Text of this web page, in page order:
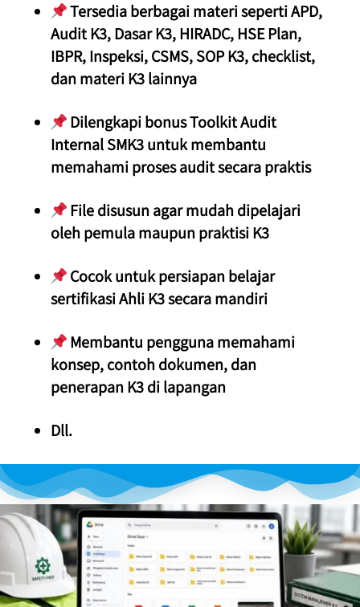
Tersedia berbagai materi seperti APD,
Audit K3, Dasar K3, HIRADC, HSE Plan,
IBPR, Inspeksi, CSMS, SOP K3, checklist,
dan materi K3 lainnya
Dilengkapi bonus Toolkit Audit
Internal SMK3 untuk membantu
memahami proses audit secara praktis
File disusun agar mudah dipelajari
oleh pemula maupun praktisi K3
Cocok untuk persiapan belajar
sertifikasi Ahli K3 secara mandiri
Membantu pengguna memahami
konsep, contoh dokumen, dan
penerapan K3 di lapangan
Dll.